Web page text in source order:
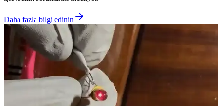
Daha fazla bilgi edinin